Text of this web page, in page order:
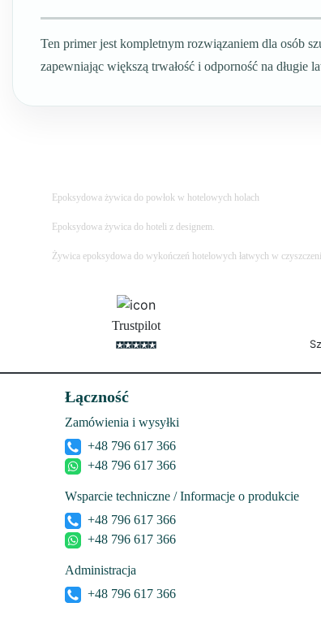
Ten primer jest kompletnym rozwiązaniem dla osób
zapewniając większą trwałość i odporność na długie
Epoksydowa żywica do powłok w hotelowych holach
Epoksydowa żywica do hoteli z designem.
Żywica epoksydowa do wykończeń hotelowych łatwych w
Trustpilot
Łączność
Zamówienia i wysyłki
+48 796 617 366
+48 796 617 366
Wsparcie techniczne / Informacje o produkcie
+48 796 617 366
+48 796 617 366
Administracja
+48 796 617 366